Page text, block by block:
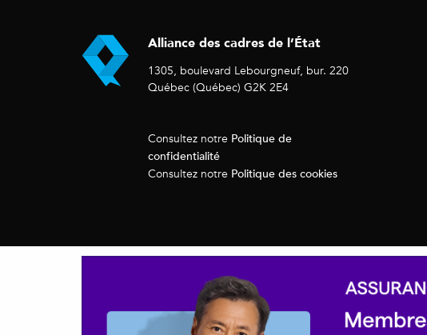
Alliance des cadres de l’État
1305, boulevard Lebourgneuf, bur. 220
Québec (Québec) G2K 2E4
Consultez notre Politique de
confidentialité
Consultez notre Politique des cookies